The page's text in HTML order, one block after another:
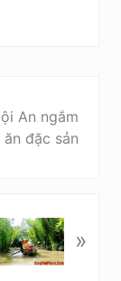
An ngắm
đặc sản
»